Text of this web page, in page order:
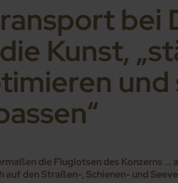
bei
Kunst,
und
die Fluglotsen des Konzerns ...
auf den Straßen-, Schienen- und